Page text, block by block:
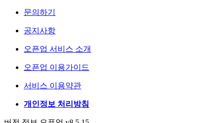
문의하기
공지사항
오픈업 서비스 소개
오픈업 이용가이드
서비스 이용약관
개인정보 처리방침